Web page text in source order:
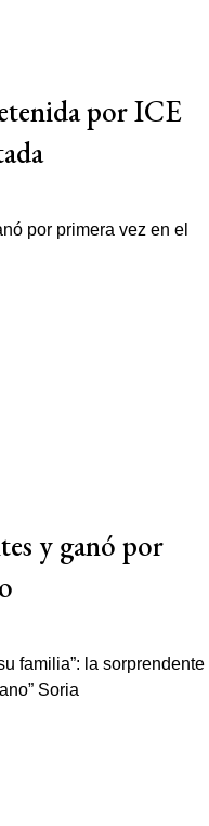
por ICE
y ganó por